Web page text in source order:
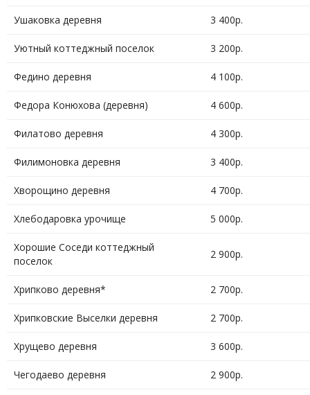
Ушаковка деревня 3 400р.
Уютный коттеджный поселок 3 200р.
Федино деревня 4 100р.
Федора Конюхова (деревня) 4 600р.
Филатово деревня 4 300р.
Филимоновка деревня 3 400р.
Хворощино деревня 4 700р.
Хлебодаровка урочище 5 000р.
Хорошие Соседи коттеджный
поселок
2 900р.
Хрипково деревня* 2 700р.
Хрипковские Выселки деревня 2 700р.
Хрущево деревня 3 600р.
Чегодаево деревня 2 900р.